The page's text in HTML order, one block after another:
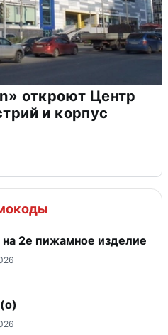
откроют Центр
и корпус
2е пижамное изделие